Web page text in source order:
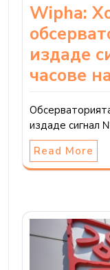
Wipha:
издаде
часове
издаде сигнал
Read More